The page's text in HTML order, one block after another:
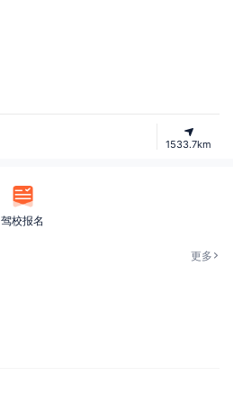
1533.7km
驾校报名
更多